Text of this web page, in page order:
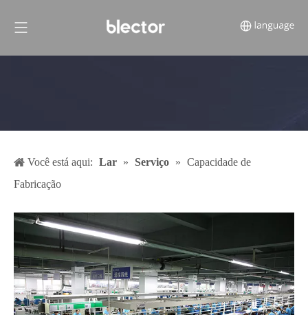
Você está aqui: Lar » Serviço » Capacidade de
Fabricação